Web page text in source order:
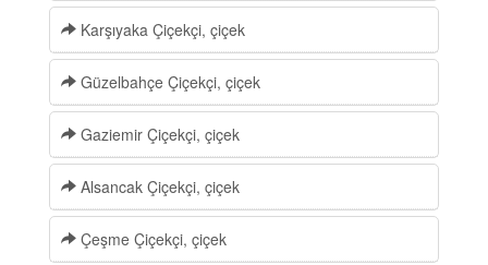
Karşıyaka Çiçekçi, çiçek
Güzelbahçe Çiçekçi, çiçek
Gaziemir Çiçekçi, çiçek
Alsancak Çiçekçi, çiçek
Çeşme Çiçekçi, çiçek